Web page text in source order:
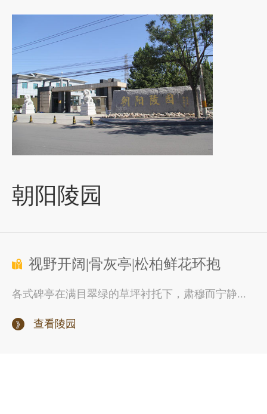
朝阳陵园
视野开阔|骨灰亭|松柏鲜花环抱
各式碑亭在满目翠绿的草坪衬托下，肃穆而宁静...
查看陵园